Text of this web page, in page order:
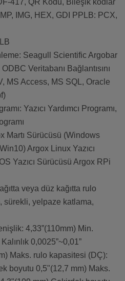
417, QR Kodu, Bileşik kodlar
IMG, HEX, GDI PPLB: PCX,
Seagull Scientific Argobar
Veritabanı Bağlantısını
MS Access, MS SQL, Oracle
Yazıcı Yardımcı Programı,
Martı Sürücüsü (Windows
Argox Linux Yazıcı
Yazıcı Sürücüsü Argox RPi
veya düz kağıtta rulo
sürekli, yelpaze katlama,
4,33”(110mm) Min.
0,0025”~0,01”
Maks. rulo kapasitesi (DÇ):
boyutu 0,5"(12,7 mm) Maks.